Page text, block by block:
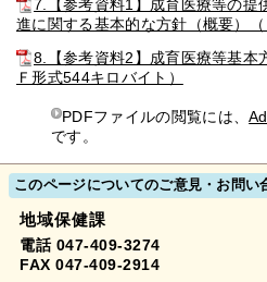
7.【参考資料1】成育医療等の提
進に関する基本的な方針（概要）
8.【参考資料2】成育医療等基本
Ｆ形式544キロバイト）
PDFファイルの閲覧には、
です。
このページについてのご意見・お問い
地域保健課
電話 047-409-3274
FAX 047-409-2914